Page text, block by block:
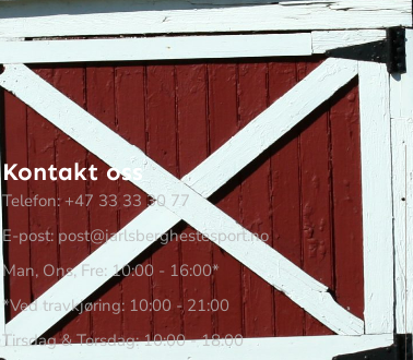
Kontakt oss
Telefon: +47 33 33 30 77
E-post: post@jarlsberghestesport.no
Man, Ons, Fre: 10:00 - 16:00*
*Ved travkjøring: 10:00 - 21:00
Tirsdag & Torsdag: 10:00 - 18:00